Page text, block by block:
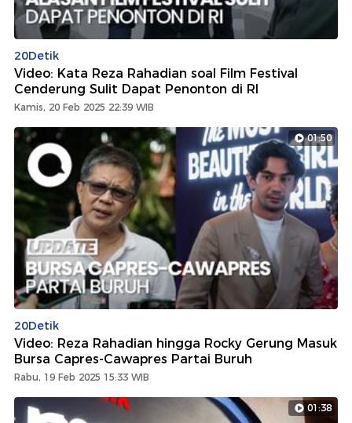
20Detik
Video: Kata Reza Rahadian soal Film Festival
Cenderung Sulit Dapat Penonton di RI
Kamis, 20 Feb 2025 22:39 WIB
01:50
20Detik
Video: Reza Rahadian hingga Rocky Gerung Masuk
Bursa Capres-Cawapres Partai Buruh
Rabu, 19 Feb 2025 15:33 WIB
01:38